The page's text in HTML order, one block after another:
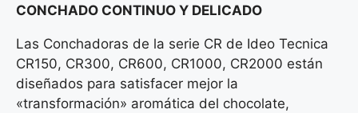
CONCHADO CONTINUO Y DELICADO
Las Conchadoras de la serie CR de Ideo Tecnica
CR150, CR300, CR600, CR1000, CR2000 están
diseñados para satisfacer mejor la
«transformación» aromática del chocolate,